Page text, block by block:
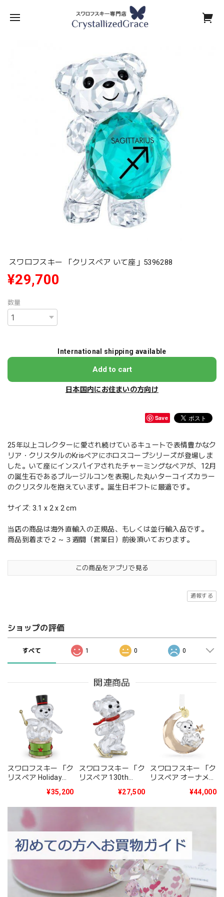
スワロフスキー 「クリスベア いて座」5396288
¥29,700
数量
International shipping available
Add to cart
日本国内にお住まいの方向け
Save
25年以上コレクターに愛され続けているキュートで表情豊かなク
リア・クリスタルのKrisベアにホロスコープシリーズが登場しま
した。いて座にインスパイアされたチャーミングなベアが、12月
の誕生石であるブルージルコンを表現した丸いターコイズカラー
のクリスタルを抱えています。誕生日ギフトに最適です。
サイズ: 3.1 x 2 x 2 cm
当店の商品は海外直輸入の正規品、もしくは並行輸入品です。
商品到着まで２～３週間（営業日）前後頂いております。
この商品をアプリで見る
通報する
ショップの評価
すべて 1 0 0
関連商品
スワロフスキー 「ク
リスベア Holiday
品」5701510¥35,200
スワロフスキー 「ク
リスベア 130th
¥27,500
スワロフスキー 「ク
リスベア オーナメン
産品」5701830¥44,000